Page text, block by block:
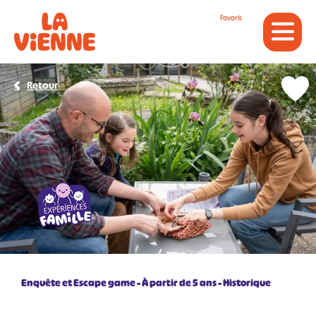
Favoris
Enquête et Escape game À partir de 5 ans Historique
Retour